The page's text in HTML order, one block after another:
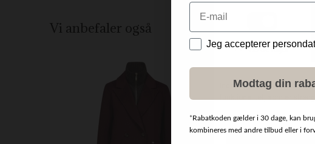
Vi anbefaler også
NYHED
Email
DataJeg accepterer
Modtag din
*Rabatkoden gælder i 30 dage, kan
kombineres med andre tilbud eller i